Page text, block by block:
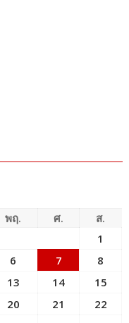
พฤ. ศ.
ส.
1
6 7
8
13 14
15
20 21
22